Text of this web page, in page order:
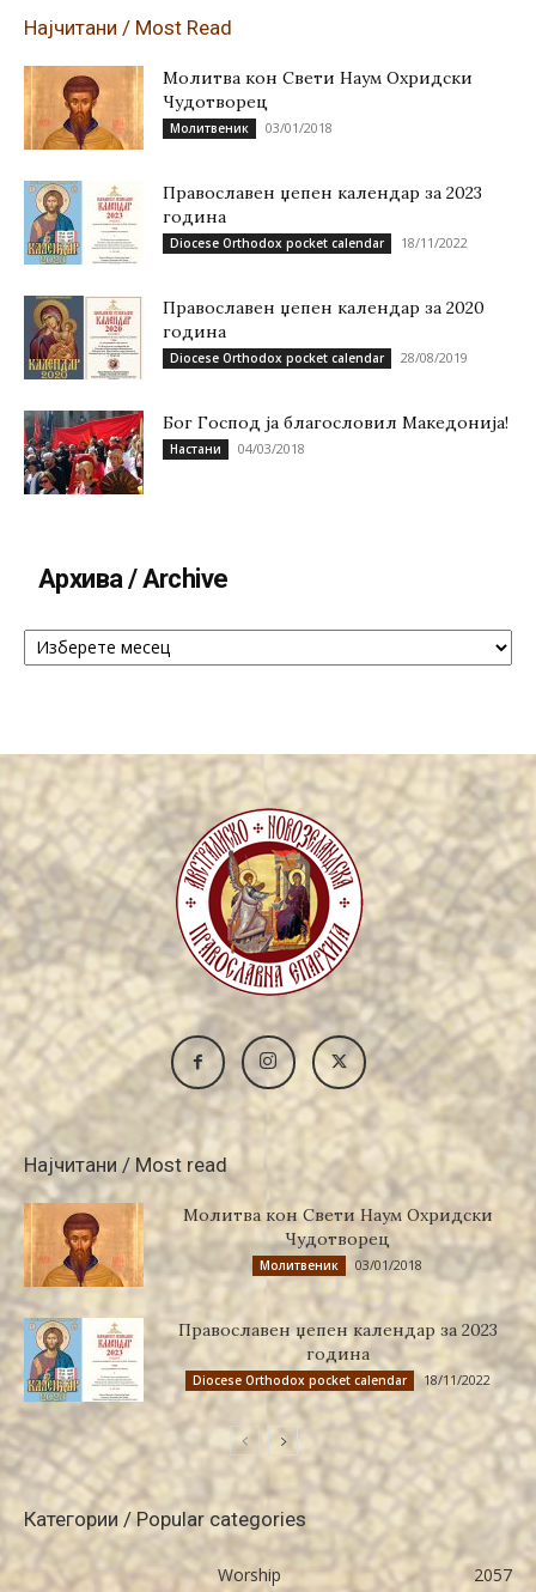
Најчитани / Most Read
Молитва кон Свети Наум Охридски
Чудотворец
Молитвеник 03/01/2018
Православен џепен календар за 2023
година
Diocese Orthodox pocket calendar 18/11/2022
Православен џепен календар за 2020
година
Diocese Orthodox pocket calendar 28/08/2019
Бог Господ ја благословил Македонија!
Настани 04/03/2018
Архива / Archive
Архива
Најчитани / Most read
Молитва кон Свети Наум Охридски
Чудотворец
Молитвеник 03/01/2018
Православен џепен календар за 2023
година
Diocese Orthodox pocket calendar 18/11/2022
Категории / Popular categories
Worship 2057